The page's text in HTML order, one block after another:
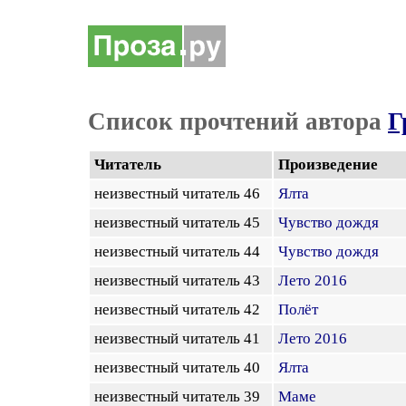
Список прочтений автора
Читатель
Произведение
неизвестный читатель 46
Ялта
неизвестный читатель 45
Чувство дождя
неизвестный читатель 44
Чувство дождя
неизвестный читатель 43
Лето 2016
неизвестный читатель 42
Полёт
неизвестный читатель 41
Лето 2016
неизвестный читатель 40
Ялта
неизвестный читатель 39
Маме